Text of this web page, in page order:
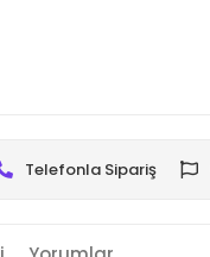
Telefonla Sipariş